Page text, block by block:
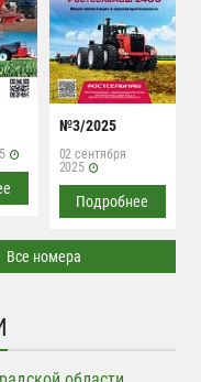
№3/2025
02 сентября
2025
Подробнее
Все номера